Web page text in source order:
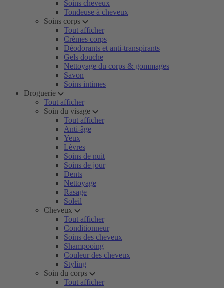
Soins cheveux
Tondeuse à cheveux
Soins corps
Tout afficher
Crèmes corps
Déodorants et anti-transpirants
Gels douche
Nettoyage du corps & gommages
Savon
Soins intimes
Droguerie
Tout afficher
Soin du visage
Tout afficher
Anti-âge
Yeux
Lèvres
Soins de nuit
Soins de jour
Dents
Nettoyage
Rasage
Soleil
Cheveux
Tout afficher
Conditionneur
Soins des cheveux
Shampooing
Couleur des cheveux
Styling
Soin du corps
Tout afficher